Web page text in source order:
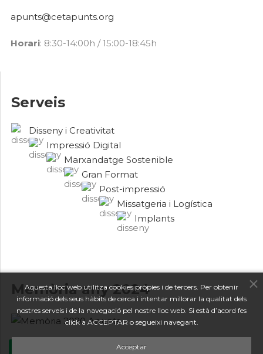
apunts@cetapunts.org
Horari: 8:30-14:00h / 15:00-18:45h
Serveis
Disseny i Creativitat
Impressió Digital
Marxandatge Sostenible
Gran Format
Post-impressió
Missatgeria i Logística
Implants
Memòria any 2024
Aquesta lloc web utilitza cookies pròpies i de tercers. Per obtenir
informació dels seus hàbits de cerca i intentar millorar la qualitat dels
nostres serveis i de la navegació pel nostre lloc web. Si està d’acord fes
click a ACCEPTAR o segueixi navegant.
Acceptar